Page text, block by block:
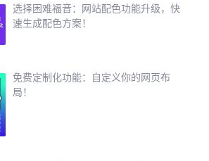
选择困难福音：网站配色功能升级，快
速生成配色方案！
免费定制化功能：自定义你的网页布
局！